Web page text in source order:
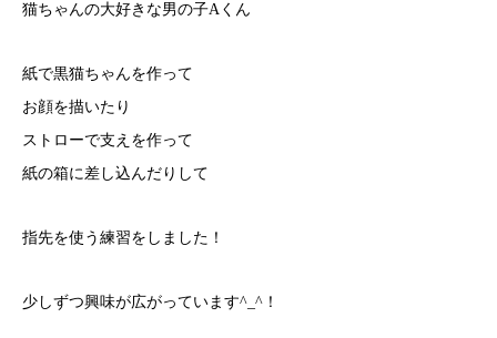
猫ちゃんの大好きな男の子Aくん
紙で黒猫ちゃんを作って
お顔を描いたり
ストローで支えを作って
紙の箱に差し込んだりして
指先を使う練習をしました！
少しずつ興味が広がっています^_^！